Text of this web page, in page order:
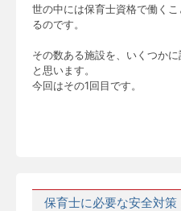
世の中には保育士資格で働く
るのです。
その数ある施設を、いくつか
と思います。
今回はその1回目です。
保育士に必要な安全対